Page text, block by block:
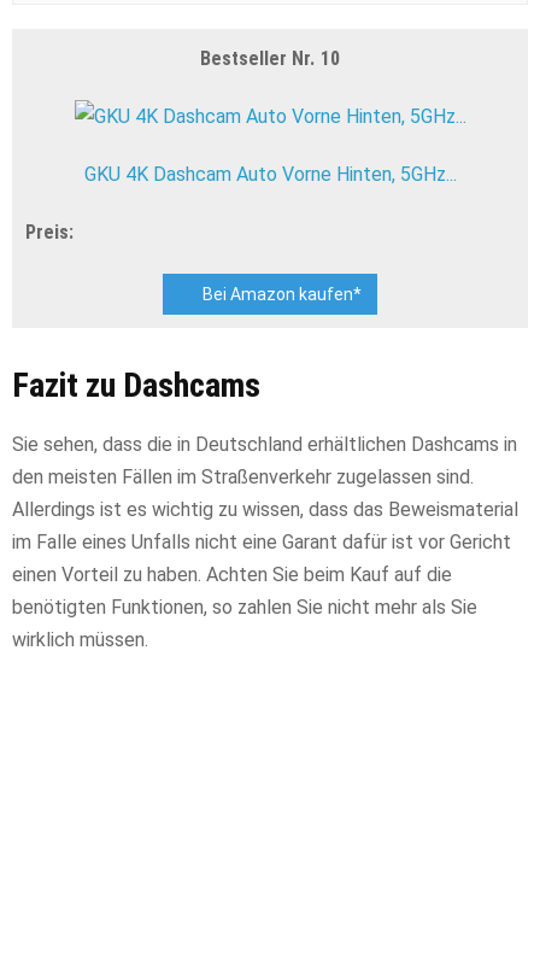
10
GKU 4K Dashcam Auto Vorne Hinten, 5GHz...
Bei Amazon kaufen*
Fazit zu Dashcams
Sie sehen, dass die in Deutschland erhältlichen Dashcams in
den meisten Fällen im Straßenverkehr zugelassen sind.
Allerdings ist es wichtig zu wissen, dass das Beweismaterial
im Falle eines Unfalls nicht eine Garant dafür ist vor Gericht
einen Vorteil zu haben. Achten Sie beim Kauf auf die
benötigten Funktionen, so zahlen Sie nicht mehr als Sie
wirklich müssen.